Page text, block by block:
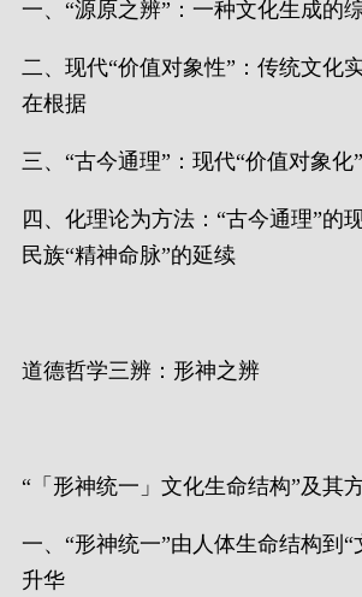
一、“源原之辨”：一种文化生成的
二、现代“价值对象性”：传统文化
在根据
三、“古今通理”：现代“价值对象化
四、化理论为方法：“古今通理”的
民族“精神命脉”的延续
道德哲学三辨：形神之辨
“「形神统一」文化生命结构”及其
一、“形神统一”由人体生命结构到“
升华